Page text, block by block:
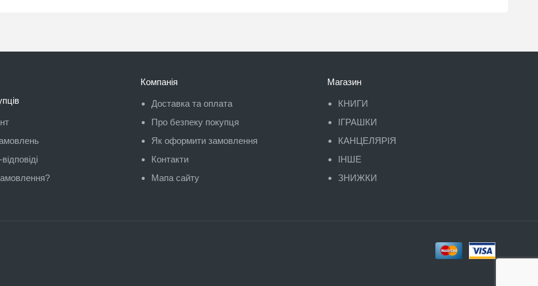
Компанія
Доставка та оплата
Про безпеку покупця
Як оформити замовлення
Контакти
Мапа сайту
Магазин
КНИГИ
ІГРАШКИ
КАНЦЕЛЯРІЯ
ІНШЕ
ЗНИЖКИ